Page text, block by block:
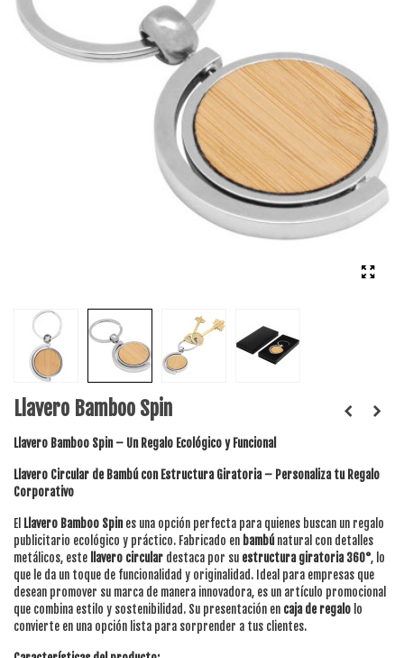
Llavero Bamboo Spin
Llavero Bamboo Spin – Un Regalo Ecológico y Funcional
Llavero Circular de Bambú con Estructura Giratoria – Personaliza tu Regalo
Corporativo
El Llavero Bamboo Spines una opción perfecta para quienes buscan un regalo
publicitario ecológico y práctico. Fabricado en bambúnatural con detalles
metálicos, este
llavero circular destaca por su estructura giratoria 360°, lo
que le da un toque de funcionalidad y originalidad. Ideal para empresas que
desean promover su marca de manera innovadora, es un artículo promocional
que combina estilo y sostenibilidad. Su presentación en caja de regalo lo
convierte en una opción lista para sorprender a tus clientes.